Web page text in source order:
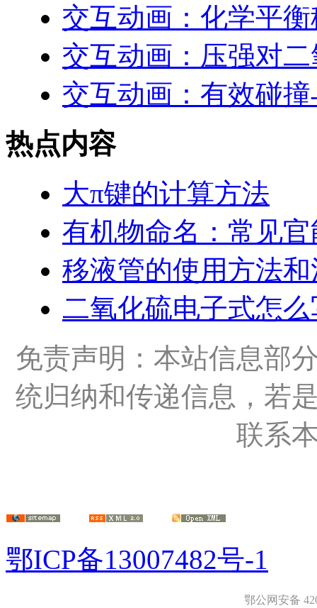
交互动画：化学平
交互动画：压强对
交互动画：有效碰
热点内容
大π键的计算方法
有机物命名：常见
移液管的使用方法
二氧化硫电子式怎
免责声明：本站信息部
统归纳和传递信息，若
联系
鄂ICP备13007482号-1
鄂公网安备